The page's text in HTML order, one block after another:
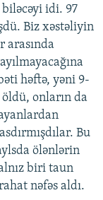
idi. 97
Biz xəstəliyin
arasında
həftə, yəni 9-
onların da
Bu
ölənlərin
biri taun
nəfəs aldı.